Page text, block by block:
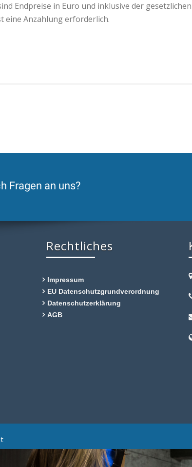
Endpreise in Euro und inklusive der
eine Anzahlung erforderlich.
Fragen an uns?
Rechtliches
Impressum
EU Datenschutzgrundverordnung
Datenschutzerklärung
AGB